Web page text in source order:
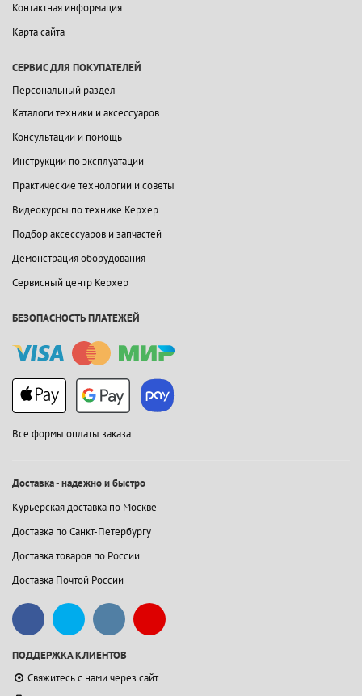
Контактная информация
Карта сайта
СЕРВИС ДЛЯ ПОКУПАТЕЛЕЙ
Персональный раздел
Каталоги техники и аксессуаров
Консультации и помощь
Инструкции по эксплуатации
Практические технологии и советы
Видеокурсы по технике Керхер
Подбор аксессуаров и запчастей
Демонстрация оборудования
Сервисный центр Керхер
БЕЗОПАСНОСТЬ ПЛАТЕЖЕЙ
Все формы оплаты заказа
Доставка - надежно и быстро
Курьерская доставка по Москве
Доставка по Санкт-Петербургу
Доставка товаров по России
Доставка Почтой России
ПОДДЕРЖКА КЛИЕНТОВ
Свяжитесь с нами через сайт